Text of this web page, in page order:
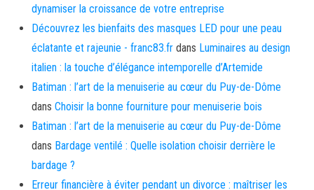
dynamiser la croissance de votre entreprise
Découvrez les bienfaits des masques LED pour une peau
éclatante et rajeunie - franc83.fr dans Luminaires au design
italien : la touche d’élégance intemporelle d’Artemide
Batiman : l’art de la menuiserie au cœur du Puy-de-Dôme
dans Choisir la bonne fourniture pour menuiserie bois
Batiman : l’art de la menuiserie au cœur du Puy-de-Dôme
dans Bardage ventilé : Quelle isolation choisir derrière le
bardage ?
Erreur financière à éviter pendant un divorce : maîtriser les